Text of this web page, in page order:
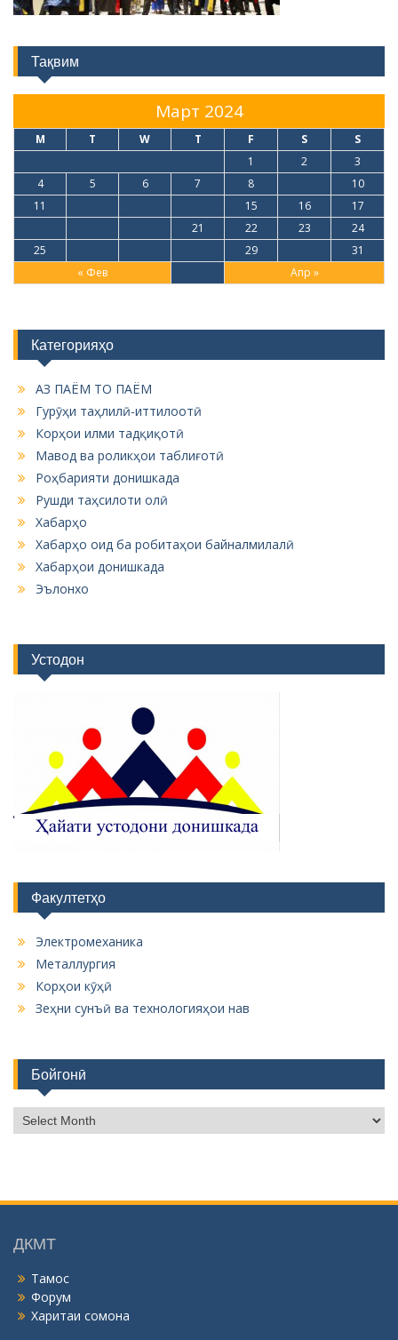
Тақвим
Март 2024
M T W T F S S
« Фев Апр »
1 2
3
4
5 6 7 8
10
11
15 16
17
21 22 23
24
25
29 31
Категорияҳо
АЗ ПАЁМ ТО ПАЁМ
Гурӯҳи таҳлилӣ-иттилоотӣ
Корҳои илми тадқиқотӣ
Мавод ва роликҳои таблиғотӣ
Роҳбарияти донишкада
Рушди таҳсилоти олӣ
Хабарҳо
Хабарҳо оид ба робитаҳои байналмилалӣ
Хабарҳои донишкада
Эълонхо
Устодон
Факултетҳо
Электромеханика
Металлургия
Корҳои кӯҳӣ
Зеҳни сунъӣ ва технологияҳои нав
Бойгонӣ
о
н
ДКМТ
Тамос
Форум
Харитаи сомона